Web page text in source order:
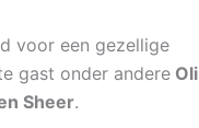
voor een gezellige
gast onder andere Oli
Sheer.